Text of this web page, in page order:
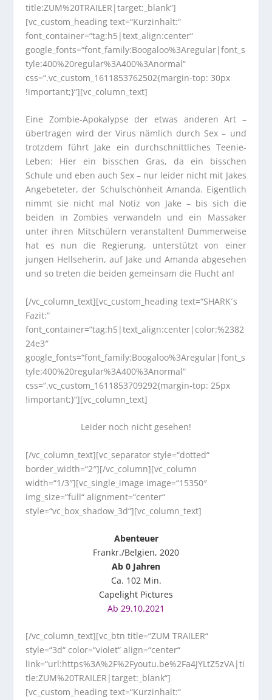
title:ZUM%20TRAILER|target:_blank“]
[vc_custom_heading text=“Kurzinhalt:“
font_container=“tag:h5|text_align:center“
google_fonts=“font_family:Boogaloo%3Aregular|font_s
tyle:400%20regular%3A400%3Anormal“
css=“.vc_custom_1611853762502{margin-top: 30px
!important;}“][vc_column_text]
Eine Zombie-Apokalypse der etwas anderen Art –
übertragen wird der Virus nämlich durch Sex – und
trotzdem führt Jake ein durchschnittliches Teenie-
Leben: Hier ein bisschen Gras, da ein bisschen
Schule und eben auch Sex – nur leider nicht mit Jakes
Angebeteter, der Schulschönheit Amanda. Eigentlich
nimmt sie nicht mal Notiz von Jake – bis sich die
beiden in Zombies verwandeln und ein Massaker
unter ihren Mitschülern veranstalten! Dummerweise
hat es nun die Regierung, unterstützt von einer
jungen Hellseherin, auf Jake und Amanda abgesehen
und so treten die beiden gemeinsam die Flucht an!
[/vc_column_text][vc_custom_heading text=“SHARK´s
Fazit:“
font_container=“tag:h5|text_align:center|color:%2382
24e3″
google_fonts=“font_family:Boogaloo%3Aregular|font_s
tyle:400%20regular%3A400%3Anormal“
css=“.vc_custom_1611853709292{margin-top: 25px
!important;}“][vc_column_text]
Leider noch nicht gesehen!
[/vc_column_text][vc_separator style=“dotted“
border_width=“2″][/vc_column][vc_column
width=“1/3″][vc_single_image image=“15350″
img_size=“full“ alignment=“center“
style=“vc_box_shadow_3d“][vc_column_text]
Abenteuer
Frankr./Belgien, 2020
Ab 0 Jahren
Ca. 102 Min.
Capelight Pictures
Ab 29.10.2021
[/vc_column_text][vc_btn title=“ZUM TRAILER“
style=“3d“ color=“violet“ align=“center“
link=“url:https%3A%2F%2Fyoutu.be%2Fa4JYLtZ5zVA|ti
tle:ZUM%20TRAILER|target:_blank“]
[vc_custom_heading text=“Kurzinhalt:“